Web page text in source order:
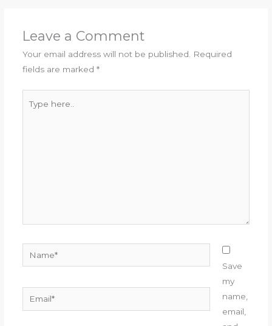
Leave a Comment
Your email address will not be published.
Required
fields are marked *
here..
Save
my
name,
email,